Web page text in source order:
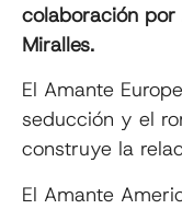
colaboración por
Miralles.
El Amante
seducción y el
construye la
El Amante